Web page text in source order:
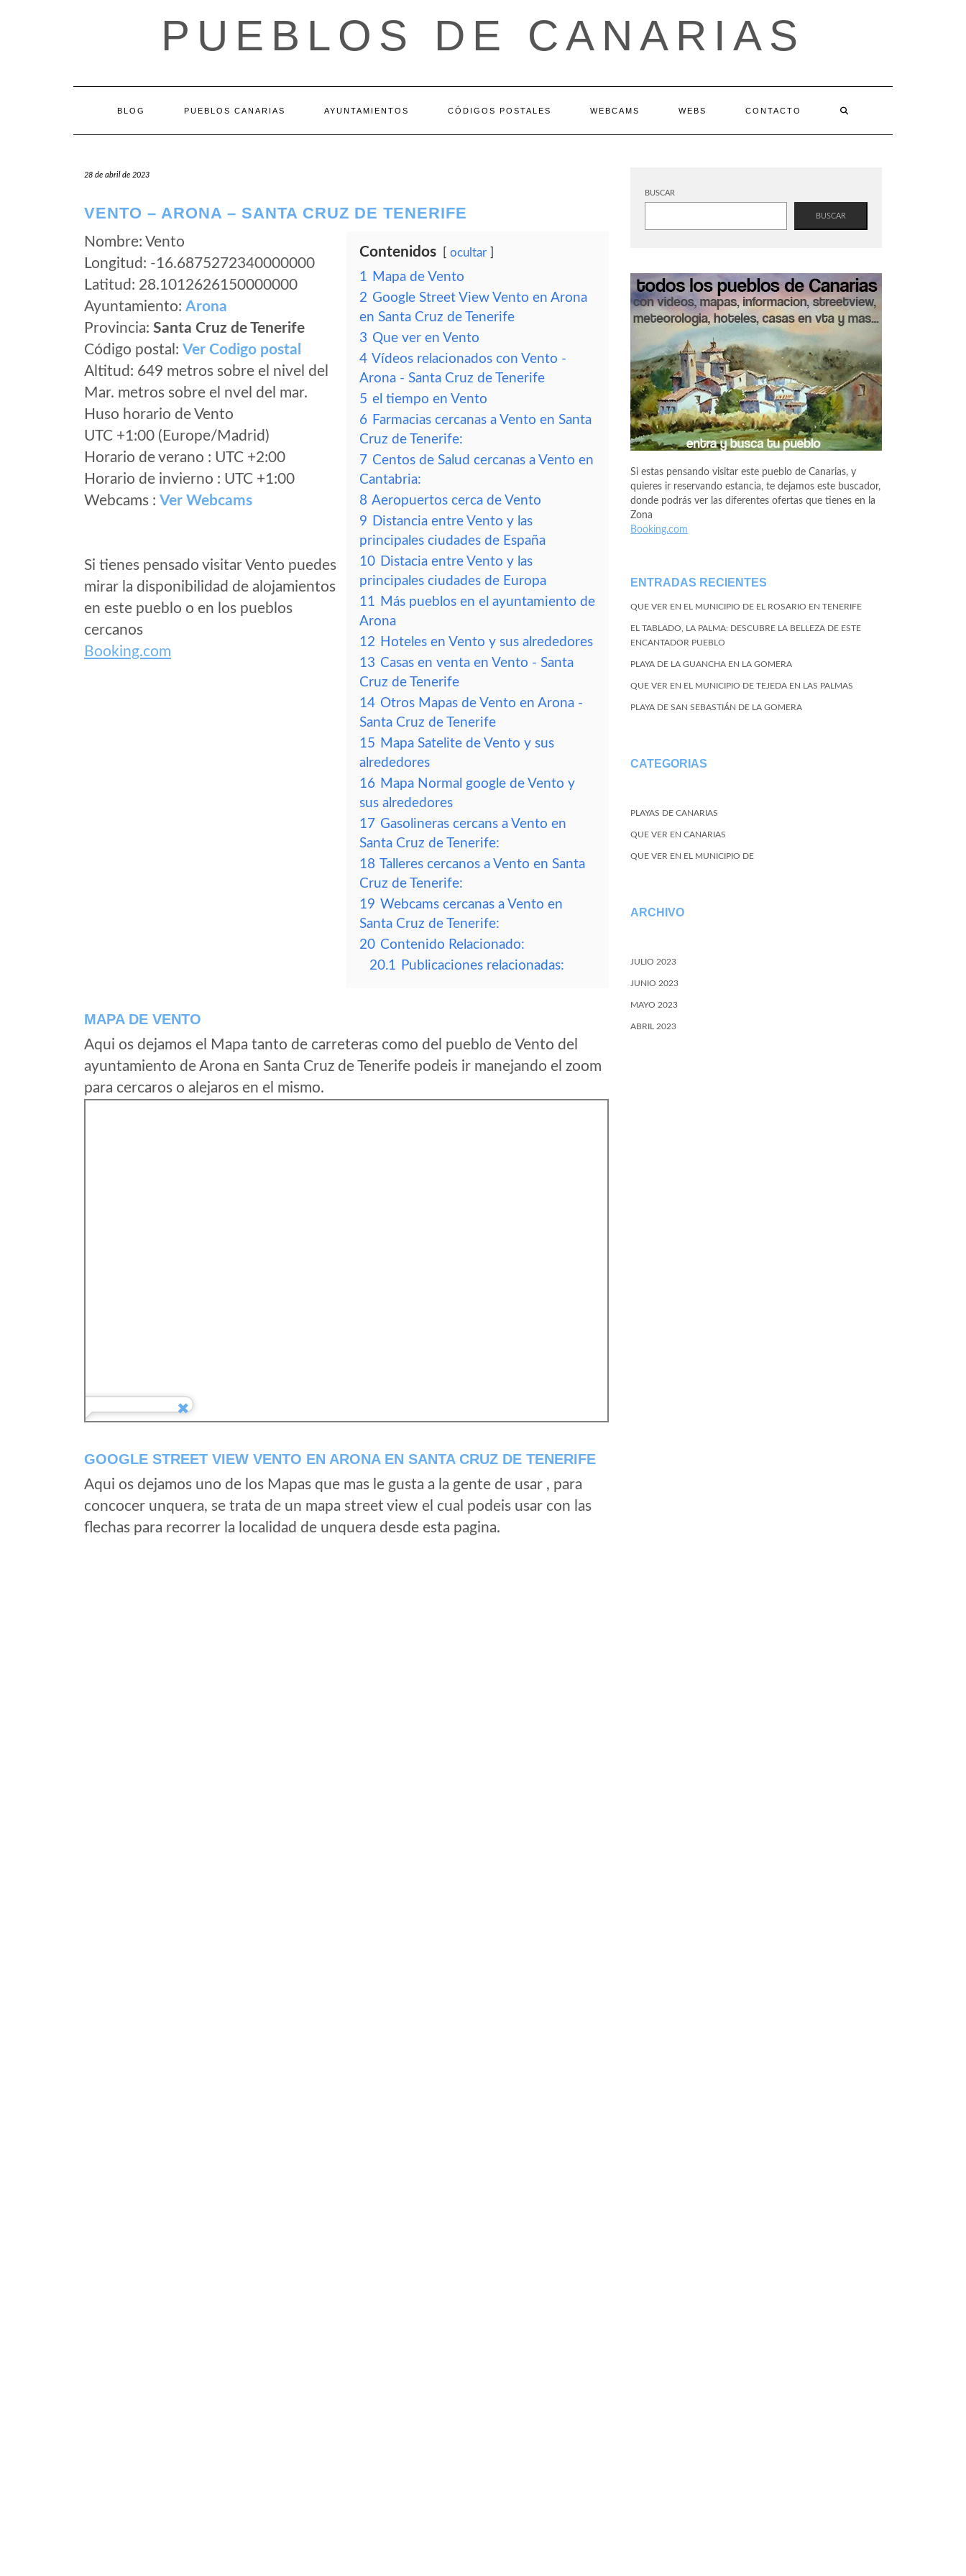
PUEBLOS DE CANARIAS
BLOG PUEBLOS CANARIAS AYUNTAMIENTOS CÓDIGOS POSTALES WEBCAMS WEBS CONTACTO
28 de abril de 2023
VENTO – ARONA – SANTA CRUZ DE TENERIFE
Nombre: Vento
Longitud: -16.6875272340000000
Latitud: 28.1012626150000000
Ayuntamiento: Arona
Provincia: Santa Cruz de Tenerife
Código postal: Ver Codigo postal
Altitud: 649 metros sobre el nivel del
Mar. metros sobre el nvel del mar.
Huso horario de Vento
UTC +1:00 (Europe/Madrid)
Horario de verano : UTC +2:00
Horario de invierno : UTC +1:00
Webcams : Ver Webcams
Si tienes pensado visitar Vento puedes
mirar la disponibilidad de alojamientos
en este pueblo o en los pueblos
cercanos
Booking.com
Contenidos ocultar
1 Mapa de Vento
2 Google Street View Vento en Arona
en Santa Cruz de Tenerife
3 Que ver en Vento
4 Vídeos relacionados con Vento -
Arona - Santa Cruz de Tenerife
5 el tiempo en Vento
6 Farmacias cercanas a Vento en Santa
Cruz de Tenerife:
7 Centos de Salud cercanas a Vento en
Cantabria:
8 Aeropuertos cerca de Vento
9 Distancia entre Vento y las
principales ciudades de España
10 Distacia entre Vento y las
principales ciudades de Europa
11 Más pueblos en el ayuntamiento de
Arona
12 Hoteles en Vento y sus alrededores
13 Casas en venta en Vento - Santa
Cruz de Tenerife
14 Otros Mapas de Vento en Arona -
Santa Cruz de Tenerife
15 Mapa Satelite de Vento y sus
alrededores
16 Mapa Normal google de Vento y
sus alrededores
17 Gasolineras cercans a Vento en
Santa Cruz de Tenerife:
18 Talleres cercanos a Vento en Santa
Cruz de Tenerife:
19 Webcams cercanas a Vento en
Santa Cruz de Tenerife:
20 Contenido Relacionado:
20.1 Publicaciones relacionadas:
MAPA DE VENTO
Aqui os dejamos el Mapa tanto de carreteras como del pueblo de Vento del
ayuntamiento de Arona en Santa Cruz de Tenerife podeis ir manejando el zoom
para cercaros o alejaros en el mismo.
GOOGLE STREET VIEW VENTO EN ARONA EN SANTA CRUZ DE TENERIFE
Aqui os dejamos uno de los Mapas que mas le gusta a la gente de usar , para
concocer unquera, se trata de un mapa street view el cual podeis usar con las
flechas para recorrer la localidad de unquera desde esta pagina.
BUSCAR
BUSCAR
Si estas pensando visitar este pueblo de Canarias, y
quieres ir reservando estancia, te dejamos este buscador,
donde podrás ver las diferentes ofertas que tienes en la
Zona
Booking.com
ENTRADAS RECIENTES
QUE VER EN EL MUNICIPIO DE EL ROSARIO EN TENERIFE
EL TABLADO, LA PALMA: DESCUBRE LA BELLEZA DE ESTE
ENCANTADOR PUEBLO
PLAYA DE LA GUANCHA EN LA GOMERA
QUE VER EN EL MUNICIPIO DE TEJEDA EN LAS PALMAS
PLAYA DE SAN SEBASTIÁN DE LA GOMERA
CATEGORIAS
PLAYAS DE CANARIAS
QUE VER EN CANARIAS
QUE VER EN EL MUNICIPIO DE
ARCHIVO
JULIO 2023
JUNIO 2023
MAYO 2023
ABRIL 2023